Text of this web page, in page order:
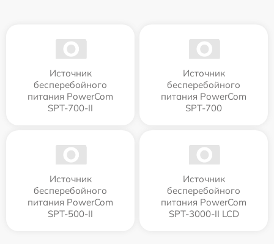
Источник
бесперебойного
питания PowerCom
SPT-700-II
Источник
бесперебойного
питания PowerCom
SPT-700
Источник
бесперебойного
питания PowerCom
SPT-500-II
Источник
бесперебойного
питания PowerCom
SPT-3000-II LCD